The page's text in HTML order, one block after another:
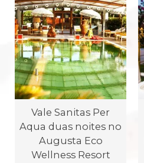
Vale Sanitas Per
Aqua duas noites no
Augusta Eco
Wellness Resort